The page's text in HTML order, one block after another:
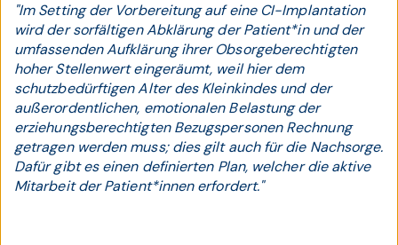
"Im Setting der Vorbereitung auf eine CI-Implantation
wird der sorfältigen Abklärung der Patient*in und der
umfassenden Aufklärung ihrer Obsorgeberechtigten
hoher Stellenwert eingeräumt, weil hier dem
schutzbedürftigen Alter des Kleinkindes und der
außerordentlichen, emotionalen Belastung der
erziehungsberechtigten Bezugspersonen Rechnung
getragen werden muss; dies gilt auch für die Nachsorge.
Dafür gibt es einen definierten Plan, welcher die aktive
Mitarbeit der Patient*innen erfordert."